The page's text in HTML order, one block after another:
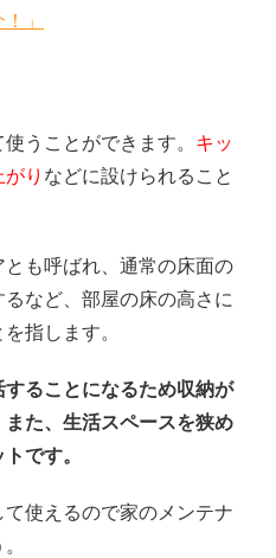
」
うことができます。 キッ
り などに設けられること
も呼ばれ、通常の床面の
など、部屋の床の高さに
指します。
ることになるため収納が
た、生活スペースを狭め
です。
使えるので家のメンテナ